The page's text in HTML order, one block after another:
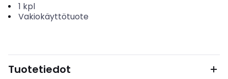
1 kpl
Vakiokäyttötuote
Tuotetiedot